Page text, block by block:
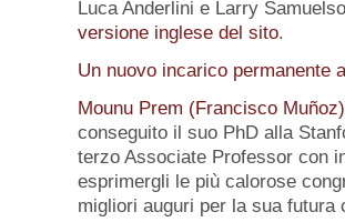
Luca Anderlini e Larry
versione inglese del sito.
Un nuovo incarico permanente
Mounu Prem (Francisco Muñoz)
conseguito il suo PhD alla
terzo Associate Professor con
esprimergli le più calorose
migliori auguri per la sua futura